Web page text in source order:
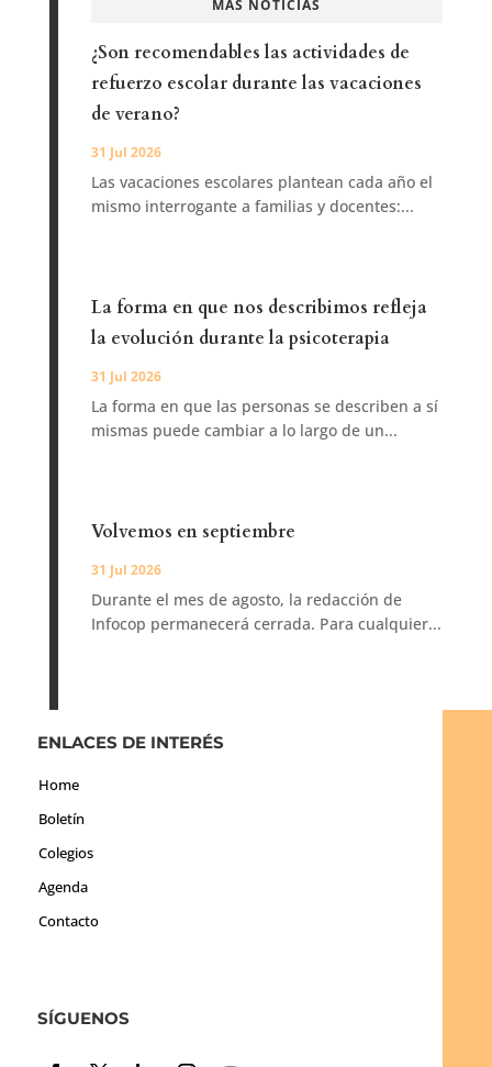
MÁS NOTICIAS
¿Son recomendables las actividades de
refuerzo escolar durante las vacaciones
de verano?
31 Jul 2026
Las vacaciones escolares plantean cada año el
mismo interrogante a familias y docentes:...
La forma en que nos describimos refleja
la evolución durante la psicoterapia
31 Jul 2026
La forma en que las personas se describen a sí
mismas puede cambiar a lo largo de un...
Volvemos en septiembre
31 Jul 2026
Durante el mes de agosto, la redacción de
Infocop permanecerá cerrada. Para cualquier...
ENLACES DE INTERÉS
Home
Boletín
Colegios
Agenda
Contacto
SÍGUENOS